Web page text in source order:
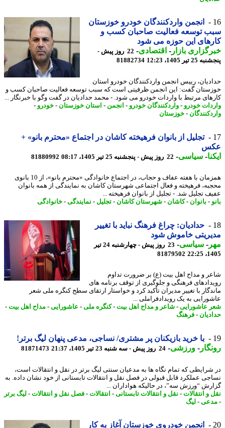
انجمن واردکنندگان خودرو خوزستان
توسعه فعالیت صاحبان کسب و
این حوزه می شود
بازار- اقتصادی-
22 روز پیش -
تیر 1405، 12:23
81882734
رییس انجمن واردکنندگان خودرو استان
گفت: این انجمن ظرفیتی است که سبب توسعه فعالیت صاحبان کسب و
مرتبط با واردات خودرو می شود. - محمد حدادیان در گفت وگو با خبرنگار ...
خودرو-واردکنندگان خودرو-انجمن-استان خوزستان-خودرو-
-خوزستان
تجلیل از بانوان فرهیخته کاشان در اجتماع «محترم بانو» +
-سیاسی-22 روز پیش - پنجشنبه 25 تیر 1405، 08:17 81880992
همزمان با هفته عفاف و حجاب، در اجتماع خانوادگی «محترم بانو»، از 10 بانوی
فرهیخته و فعال اجتماعی شهرستان کاشان به نمایندگی از همه بانوان
تجلیل شد. - تجلیل از بانوان فرهیخته ...
-بانوان- کاشان-شهرستان کاشان-تجلیل-نمایندگی-خانوادگی
حدادیان: چراغ فرهنگ نباید با تغییر
خاموش شود
-سیاسی-
23 روز پیش - چهارشنبه 24 تیر
81879502
و مداح اهل بیت (ع) بر ضرورت تداوم
فرهنگی و جلوگیری از توقف برنامه های
با تغییر مدیران تأکید کرد و خواستار ارتقای سطح کنگره ملی شعر
به یک رویدادفراملی ...
عاشورایی- شاعر و مداح اهل بیت -کنگره ملی -عاشورایی- مداح اهل بیت -
-فرهنگ
با خرید بازیکنان پر مشتری/ نساجی، مدعی پنهان لیگ برتر!
-ورزشی-24 روز پیش - سه شنبه 23 تیر 1405، 21:37 81871473
که تمام نگاه ها به مدعیان سنتی لیگ برتر در نقل و انتقالات است،
عملکرد قابل قبولی در فصل نقل و انتقالات تابستانی از خود نشان داده. به
“ورزش سه”، در حالیکه هواداران ...
و انتقالات-نقل و انتقالات تابستانی-انتقالات-فصل نقل و انتقالات-لیگ برتر
-لیگ
انجمن خودروی خوزستان آغاز به کار